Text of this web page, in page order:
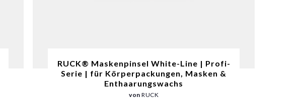
RUCK® Maskenpinsel White-Line | Profi-
Serie | für Körperpackungen, Masken &
Enthaarungswachs
vonRUCK